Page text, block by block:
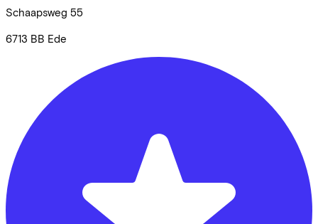
Schaapsweg 55
6713 BB Ede